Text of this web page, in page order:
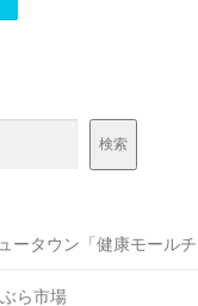
検索
ータウン「健康モールチ
ら市場